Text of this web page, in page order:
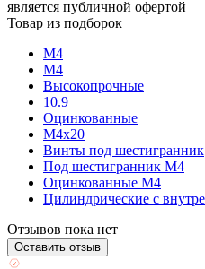
является публичной офертой
Товар из подборок
М4
М4
Высокопрочные
10.9
Оцинкованные
М4х20
Винты под шестигранник
Под шестигранник М4
Оцинкованные М4
Цилиндрические с
Отзывов пока нет
Оставить отзыв